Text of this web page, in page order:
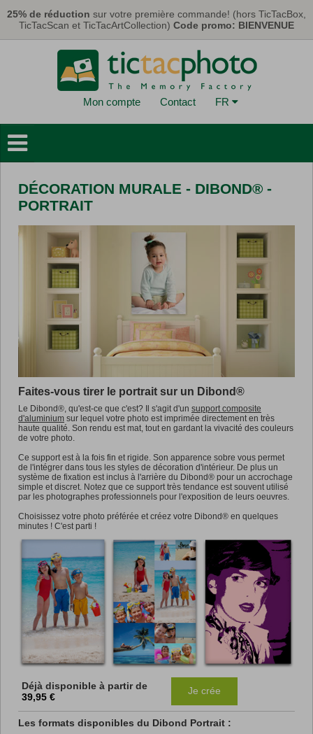
25% de réduction sur votre première commande! (hors TicTacBox,
TicTacScan et TicTacArtCollection) Code promo: BIENVENUE
Mon compte Contact FR
Déco Murales
Cartes & Calendriers
Tirages Photo
Cadeaux
TicTacBox
Eco
Promotions
DÉCORATION MURALE - DIBOND® -
PORTRAIT
Faites-vous tirer le portrait sur un Dibond®
Le Dibond®, qu'est-ce que c'est? Il s'agit d'un support composite
d'aluminium sur lequel votre photo est imprimée directement en très
haute qualité. Son rendu est mat, tout en gardant la vivacité des couleurs
de votre photo.
Ce support est à la fois fin et rigide. Son apparence sobre vous permet
de l'intégrer dans tous les styles de décoration d'intérieur. De plus un
système de fixation est inclus à l'arrière du Dibond® pour un accrochage
simple et discret. Notez que ce support très tendance est souvent utilisé
par les photographes professionnels pour l'exposition de leurs oeuvres.
Choisissez votre photo préférée et créez votre Dibond® en quelques
minutes ! C'est parti !
Déjà disponible à partir de
39,95 €
Je crée
Les formats disponibles du Dibond Portrait :